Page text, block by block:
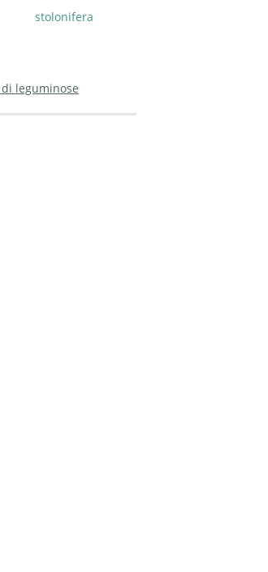
stolonifera
leguminose